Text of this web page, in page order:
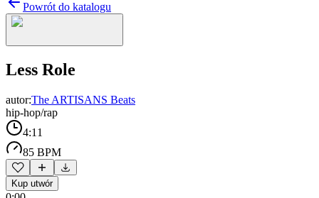
Powrót do katalogu
Less Role
autor:The ARTISANS Beats
hip-hop/rap
4:11
85 BPM
Kup utwór